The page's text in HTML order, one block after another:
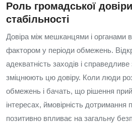
Роль громадської
стабільності
Довіра між мешканцями і органами
фактором у періоди обмежень.
адекватність заходів і
зміцнюють цю довіру. Коли люди
обмежень і бачать, що рішення
інтересах, ймовірність
позитивно впливає на загальну